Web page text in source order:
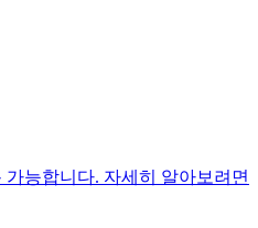
능합니다. 자세히 알아보려면